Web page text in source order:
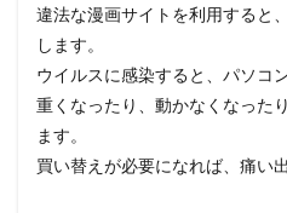
4.15
漫画ロ
ック
（ｍ
anga
4.16
違法な漫画サイトを利用すると
します。
ウイルスに感染すると、パソコ
重くなったり、動かなくなった
ます。
買い替えが必要になれば、痛い